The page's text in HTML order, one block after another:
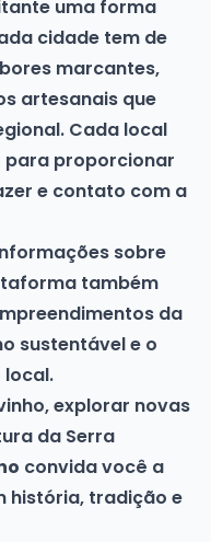
uma forma
cidade tem de
marcantes,
artesanais que
Cada local
para proporcionar
e contato com a
sobre
também
da
sustentável e o
local.
explorar novas
da Serra
convida você a
história, tradição e